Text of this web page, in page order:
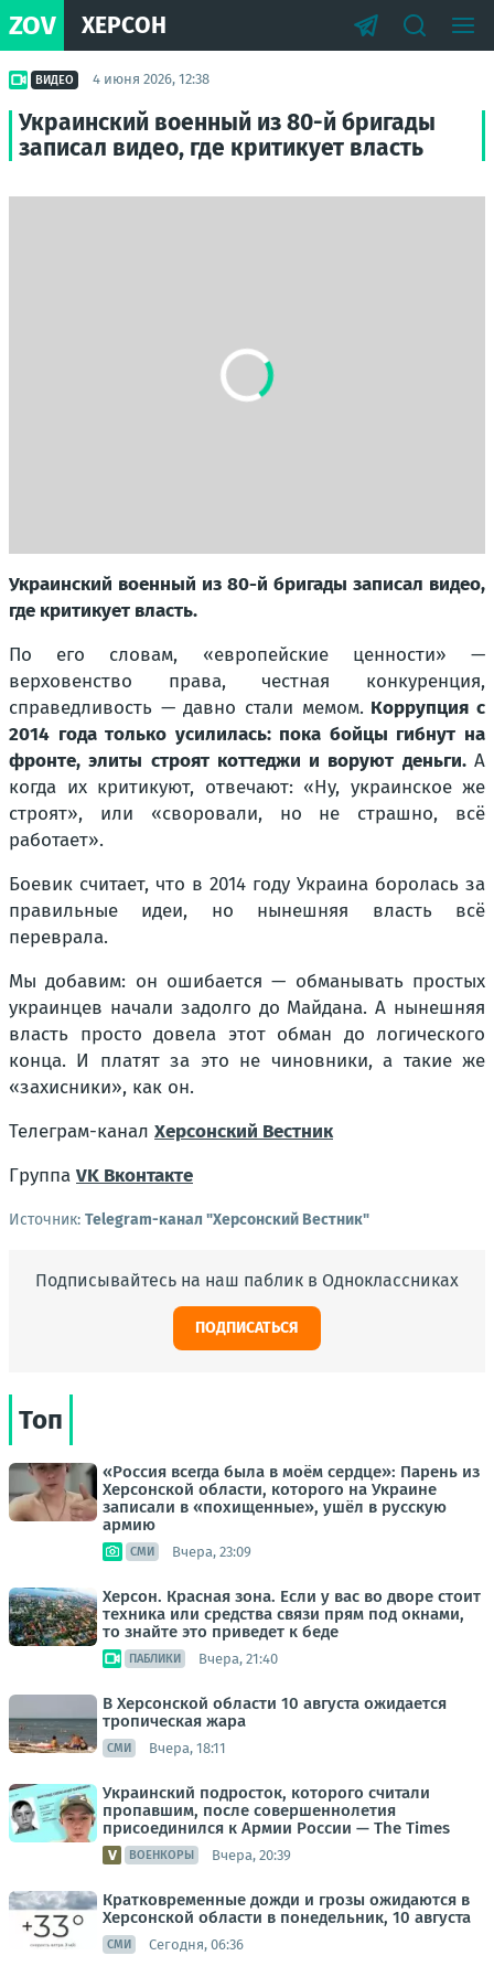
ZOV ХЕРСОН
ВИДЕО 4 июня 2026, 12:38
Украинский военный из 80-й бригады
записал видео, где критикует власть
Украинский военный из 80-й бригады записал видео,
где критикует власть.
По его словам, «европейские ценности» —
верховенство права, честная конкуренция,
справедливость — давно стали мемом. Коррупция с
2014 года только усилилась: пока бойцы гибнут на
фронте, элиты строят коттеджи и воруют деньги. А
когда их критикуют, отвечают: «Ну, украинское же
строят», или «своровали, но не страшно, всё
работает».
Боевик считает, что в 2014 году Украина боролась за
правильные идеи, но нынешняя власть всё
переврала.
Мы добавим: он ошибается — обманывать простых
украинцев начали задолго до Майдана. А нынешняя
власть просто довела этот обман до логического
конца. И платят за это не чиновники, а такие же
«захисники», как он.
Телеграм-канал Херсонский Вестник
Группа VK Вконтакте
Источник: Telegram-канал "Херсонский Вестник"
Подписывайтесь на наш паблик в Одноклассниках
ПОДПИСАТЬСЯ
Топ
«Россия всегда была в моём сердце»: Парень из
Херсонской области, которого на Украине
записали в «похищенные», ушёл в русскую
армию
СМИ Вчера, 23:09
Херсон. Красная зона. Если у вас во дворе стоит
техника или средства связи прям под окнами,
то знайте это приведет к беде
ПАБЛИКИ Вчера, 21:40
В Херсонской области 10 августа ожидается
тропическая жара
СМИ Вчера, 18:11
Украинский подросток, которого считали
пропавшим, после совершеннолетия
присоединился к Армии России — The Times
ВОЕНКОРЫ Вчера, 20:39
Кратковременные дожди и грозы ожидаются в
Херсонской области в понедельник, 10 августа
СМИ Сегодня, 06:36